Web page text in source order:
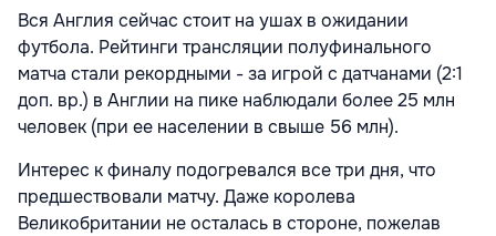
Вся Англия сейчас стоит на ушах в ожидании
футбола. Рейтинги трансляции полуфинального
матча стали рекордными - за игрой с датчанами (2:1
доп. вр.) в Англии на пике наблюдали более 25 млн
человек (при ее населении в свыше 56 млн).
Интерес к финалу подогревался все три дня, что
предшествовали матчу. Даже королева
Великобритании не осталась в стороне, пожелав